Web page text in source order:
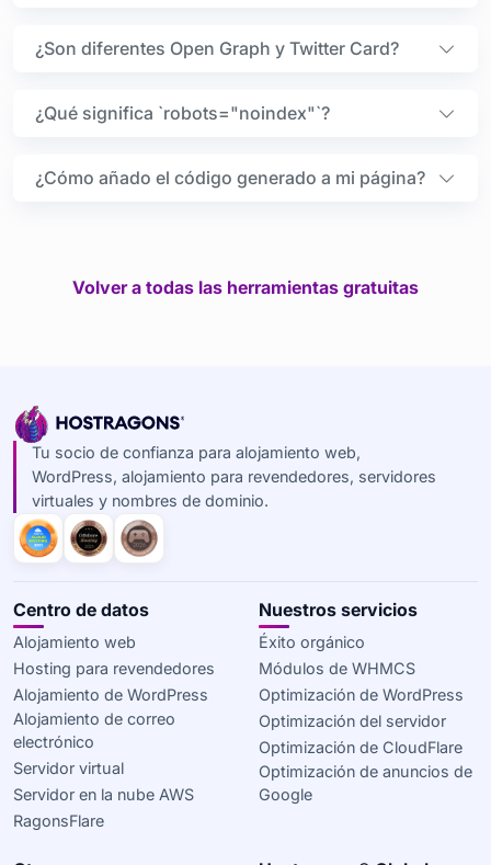
¿Son diferentes Open Graph y Twitter Card?
¿Qué significa `robots="noindex"`?
¿Cómo añado el código generado a mi página?
Volver a todas las herramientas gratuitas
Tu socio de confianza para alojamiento web,
WordPress, alojamiento para revendedores, servidores
virtuales y nombres de dominio.
Centro de datos
Alojamiento web
Hosting para revendedores
Alojamiento de WordPress
Alojamiento de correo
electrónico
Servidor virtual
Servidor en la nube AWS
RagonsFlare
Nuestros servicios
Éxito orgánico
Módulos de WHMCS
Optimización de WordPress
Optimización del servidor
Optimización de CloudFlare
Optimización de anuncios de
Google